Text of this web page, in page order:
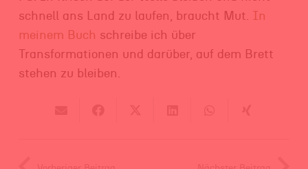
schnell ans Land zu laufen, braucht Mut.
In
meinem Buch schreibe ich über
Transformationen und darüber, auf dem Brett
stehen zu bleiben.